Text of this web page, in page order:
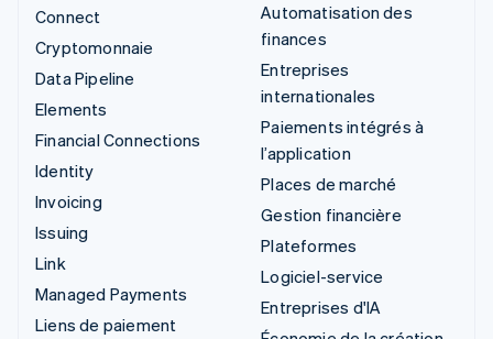
Connect
Cryptomonnaie
Data Pipeline
Elements
Financial Connections
Identity
Invoicing
Issuing
Link
Managed Payments
Liens de paiement
Automatisation des
finances
Entreprises
internationales
Paiements intégrés à
l’application
Places de marché
Gestion financière
Plateformes
Logiciel-service
Entreprises d'IA